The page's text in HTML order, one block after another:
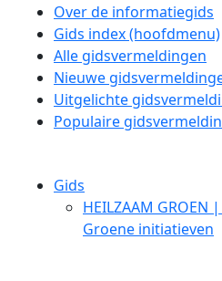
Over de informatiegids
Gids index (hoofdmenu)
Alle gidsvermeldingen
Nieuwe
Uitgelichte
Populaire
Gids
HEILZAAM
Groene initiatieven